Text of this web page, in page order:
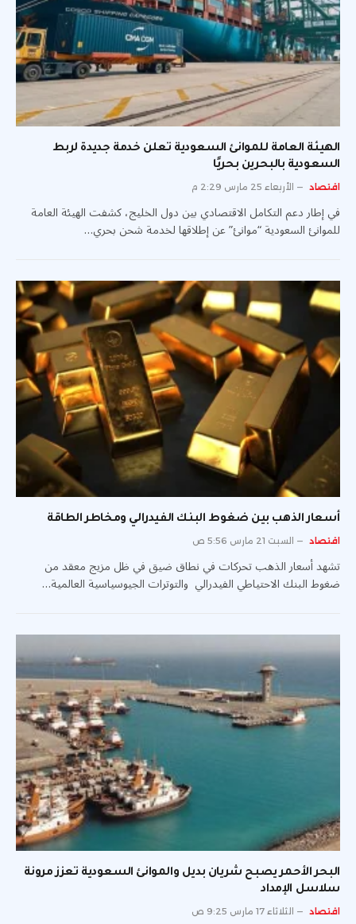
الهيئة العامة للموانئ السعودية تعلن خدمة جديدة لربط
السعودية بالبحرين بحريًا
اقتصاد الأربعاء 25 مارس 2:29 م
في إطار دعم التكامل الاقتصادي بين دول الخليج، كشفت الهيئة العامة
للموانئ السعودية “موانئ” عن إطلاقها لخدمة شحن بحري…
أسعار الذهب بين ضغوط البنك الفيدرالي ومخاطر الطاقة
اقتصاد السبت 21 مارس 5:56 ص
تشهد أسعار الذهب تحركات في نطاق ضيق في ظل مزيج معقد من
ضغوط البنك الاحتياطي الفيدرالي والتوترات الجيوسياسية العالمية…
البحر الأحمر يصبح شريان بديل والموانئ السعودية تعزز مرونة
سلاسل الإمداد
اقتصاد الثلاثاء 17 مارس 9:25 ص